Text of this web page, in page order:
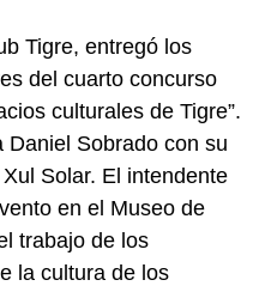
Tigre, entregó los
del cuarto concurso
culturales de Tigre”.
Daniel Sobrado con su
Solar. El intendente
en el Museo de
trabajo de los
la cultura de los